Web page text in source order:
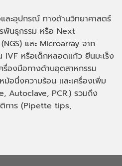
ละอุปกรณ์ ทางด้านวิทยาศาสตร์
พันธุกรรม หรือ Next
และ Microarray จาก
IVF หรือเด็กหลอดแก้ว ยีนมะเร็ง
รื่องมือทางด้านอุตสาหกรรม
อนึ่งความร้อน และเครื่องเพิ่ม
Autoclave, PCR.) รวมถึง
การ (Pipette tips,